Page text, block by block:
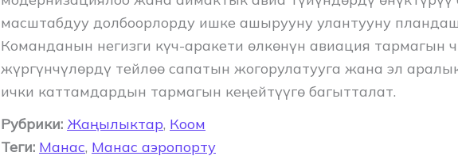
масштабдуу долбоорлорду ишке ашырууну улантууну
Команданын негизги күч-аракети өлкөнүн авиация тармагын
жүргүнчүлөрдү тейлөө сапатын жогорулатууга жана эл
ички каттамдардын тармагын кеңейтүүгө багытталат.
Рубрики: Жаңылыктар, Коом
Теги: Манас, Манас аэропорту